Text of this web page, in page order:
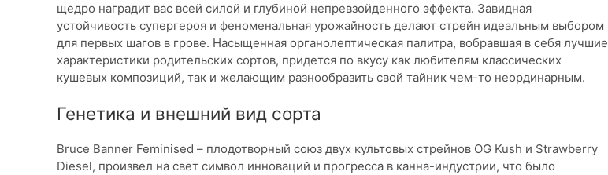
щедро наградит вас всей силой и глубиной непревзойденного эффекта. Завидная
устойчивость супергероя и феноменальная урожайность делают стрейн идеальным выбором
для первых шагов в грове. Насыщенная органолептическая палитра, вобравшая в себя лучшие
характеристики родительских сортов, придется по вкусу как любителям классических
кушевых композиций, так и желающим разнообразить свой тайник чем-то неординарным.
Генетика и внешний вид сорта
Bruce Banner Feminised – плодотворный союз двух культовых стрейнов OG Kush и Strawberry
Diesel, произвел на свет символ инноваций и прогресса в канна-индустрии, что было